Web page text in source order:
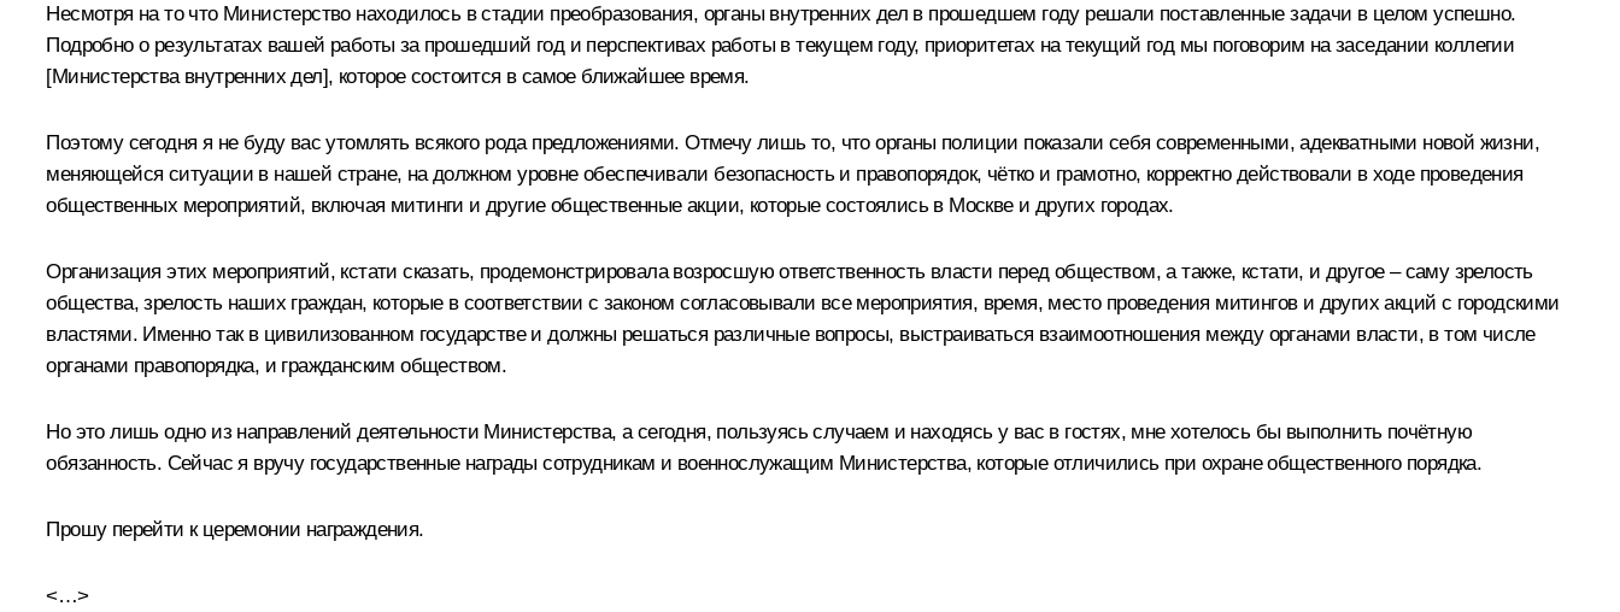
Несмотря на то что Министерство находилось в стадии преобразования, органы внутренних дел в прошедшем году решали поставленные задачи в целом успешно.
Подробно о результатах вашей работы за прошедший год и перспективах работы в текущем году, приоритетах на текущий год мы поговорим на заседании коллегии
[Министерства внутренних дел], которое состоится в самое ближайшее время.
Поэтому сегодня я не буду вас утомлять всякого рода предложениями. Отмечу лишь то, что органы полиции показали себя современными, адекватными новой жизни,
меняющейся ситуации в нашей стране, на должном уровне обеспечивали безопасность и правопорядок, чётко и грамотно, корректно действовали в ходе проведения
общественных мероприятий, включая митинги и другие общественные акции, которые состоялись в Москве и других городах.
Организация этих мероприятий, кстати сказать, продемонстрировала возросшую ответственность власти перед обществом, а также, кстати, и другое – саму зрелость
общества, зрелость наших граждан, которые в соответствии с законом согласовывали все мероприятия, время, место проведения митингов и других акций с городскими
властями. Именно так в цивилизованном государстве и должны решаться различные вопросы, выстраиваться взаимоотношения между органами власти, в том числе
органами правопорядка, и гражданским обществом.
Но это лишь одно из направлений деятельности Министерства, а сегодня, пользуясь случаем и находясь у вас в гостях, мне хотелось бы выполнить почётную
обязанность. Сейчас я вручу государственные награды сотрудникам и военнослужащим Министерства, которые отличились при охране общественного порядка.
Прошу перейти к церемонии награждения.
<…>